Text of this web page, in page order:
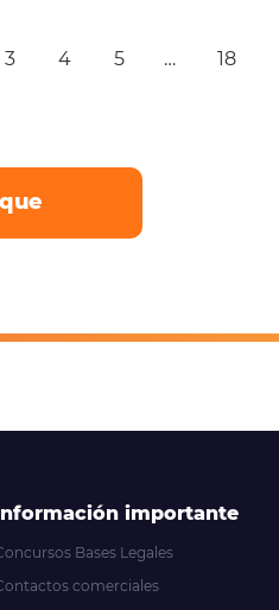
3 4 5 … 18
importante
Bases Legales
comerciales